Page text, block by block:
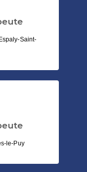
Saint-
le-Puy